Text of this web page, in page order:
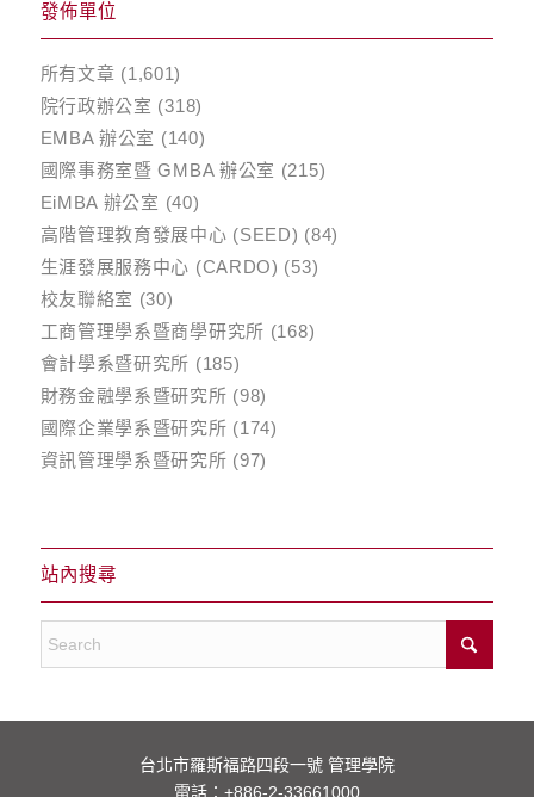
發佈單位
所有文章 (1,601)
院行政辦公室 (318)
EMBA 辦公室 (140)
國際事務室暨 GMBA 辦公室 (215)
EiMBA 辦公室 (40)
高階管理教育發展中心 (SEED) (84)
生涯發展服務中心 (CARDO) (53)
校友聯絡室 (30)
工商管理學系暨商學研究所 (168)
會計學系暨研究所 (185)
財務金融學系暨研究所 (98)
國際企業學系暨研究所 (174)
資訊管理學系暨研究所 (97)
站內搜尋
台北市羅斯福路四段一號 管理學院
電話： +886-2-33661000